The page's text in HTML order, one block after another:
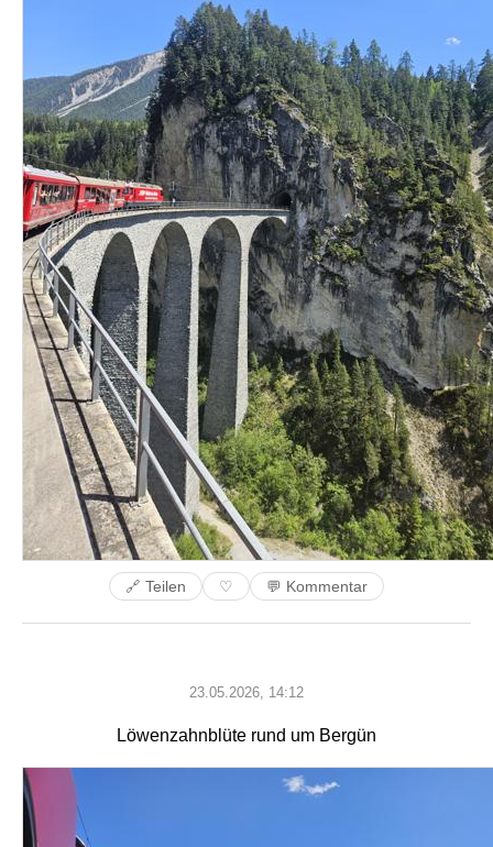
🔗 Teilen ♡ 💬 Kommentar
23.05.2026, 14:12
Löwenzahnblüte rund um Bergün